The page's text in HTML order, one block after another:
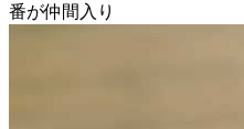
番が仲間入り